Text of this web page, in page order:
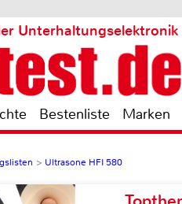
Unterhaltungselektronik
Bestenliste Marken
> Ultrasone HFI 580